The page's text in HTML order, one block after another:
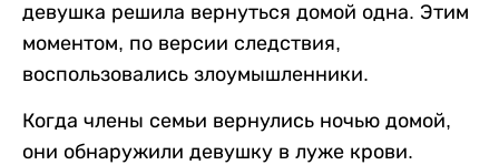
девушка решила вернуться домой одна. Этим
моментом, по версии следствия,
воспользовались злоумышленники.
Когда члены семьи вернулись ночью домой,
они обнаружили девушку в луже крови.